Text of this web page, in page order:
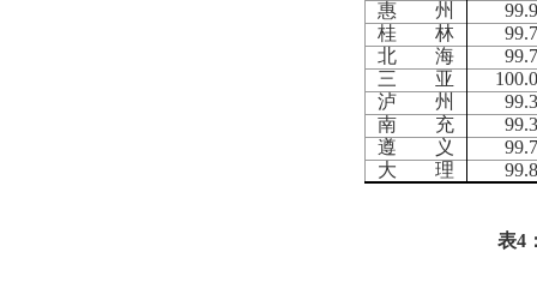
惠 州
99.9
桂 林
99.7
北 海
99.7
三 亚
100.0
泸 州
99.3
南 充
99.3
遵 义
99.7
大 理
99.8
表4